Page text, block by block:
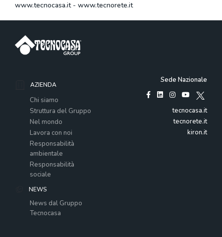
www.tecnocasa.it- www.tecnorete.it
AZIENDA
Chi siamo
Struttura del Gruppo
Nel mondo
Lavora con noi
Responsabilità
ambientale
Responsabilità
sociale
NEWS
News dal Gruppo
Tecnocasa
Sede Nazionale
tecnocasa.it
tecnorete.it
kiron.it